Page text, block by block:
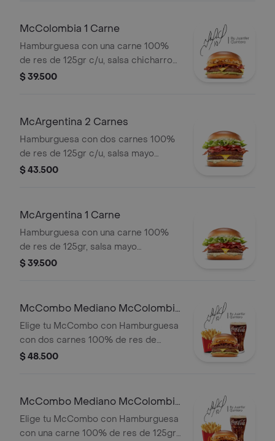
McColombia 1 Carne
Hamburguesa con una carne 100%
de res de 125gr c/u, salsa chicharron,
cebolla crispy, tajada de platano,
$ 39.500
McArgentina 2 Carnes
Hamburguesa con dos carnes 100%
de res de 125gr c/u, salsa mayo
chimichurri, cebolla fresca, lechuga,
$ 43.500
McArgentina 1 Carne
Hamburguesa con una carne 100%
de res de 125gr, salsa mayo
chimichurri, cebolla fresca, lechuga,
$ 39.500
McCombo Mediano McColombia
2 Carnes
Elige tu McCombo con Hamburguesa
con dos carnes 100% de res de
125gr c/u, salsa chicharron, cebolla
con papas medianas y gaseosa
$ 48.500
McCombo Mediano McColombia
1 Carne
Elige tu McCombo con Hamburguesa
con una carne 100% de res de 125gr